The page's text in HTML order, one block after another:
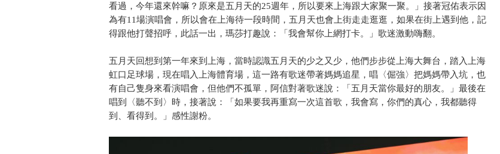
看過，今年還來幹嘛？原來是五月天的25週年，所以要來上海跟大家聚一聚。」接著冠佑表示因
為有11場演唱會，所以會在上海待一段時間，五月天也會上街走走逛逛，如果在街上遇到他，記
得跟他打聲招呼，此話一出，瑪莎打趣說：「我會幫你上網打卡。」歌迷激動嗨翻。
五月天回想到第一年來到上海，當時認識五月天的少之又少，他們步步從上海大舞台，踏入上海
虹口足球場，現在唱入上海體育場，這一路有歌迷帶著媽媽追星，唱〈倔強〉把媽媽帶入坑，也
有自己隻身來看演唱會，但他們不孤單，阿信對著歌迷說：「五月天當你最好的朋友。」最後在
唱到〈聽不到〉時，接著說：「如果要我再重寫一次這首歌，我會寫，你們的真心，我都聽得
到、看得到。」感性謝粉。